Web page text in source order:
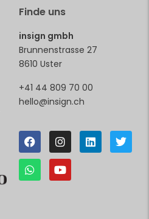
Finde uns
insign gmbh
Brunnenstrasse 27
8610 Uster
+41 44 809 70 00
hello@insign.ch